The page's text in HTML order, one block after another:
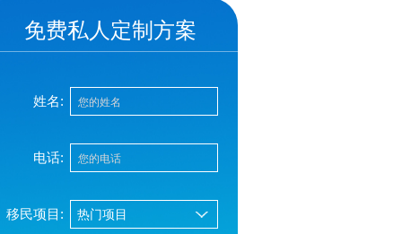
免费私人定制方案
姓名:
电话:
移民项目: